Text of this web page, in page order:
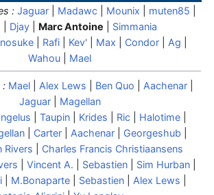
: Jaguar| Madawc| Mounix muten85
Djay Marc Antoine
Simmania
Rafi Kev' Max Condor Ag
Wahou
Mael
: Mael| Alex Lews Ben Quo Aachenar|
Jaguar| Magellan
Taupin Krides Ric Halotime
| Carter| Aachenar| Georgeshub|
Rivers
Charles Francis Christiaansens
Vincent A. Sebastien Sim Hurban
| M.Bonaparte| Sebastien| Alex Lews